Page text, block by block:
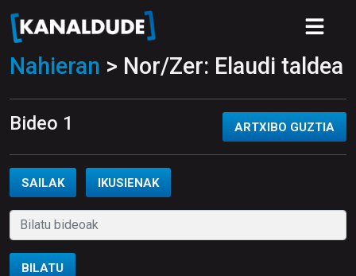
Nahieran > Nor/Zer: Elaudi taldea
Bideo 1 ARTXIBO GUZTIA
SAILAK IKUSIENAK
BILATU